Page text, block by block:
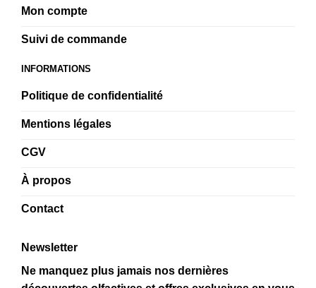
Mon compte
Suivi de commande
INFORMATIONS
Politique de confidentialité
Mentions légales
CGV
À propos
Contact
Newsletter
Ne manquez plus jamais nos dernières